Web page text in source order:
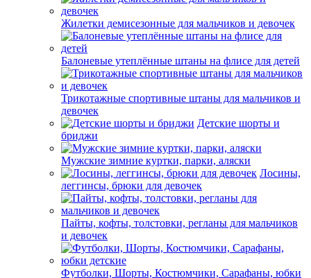
Жилетки демисезонные для мальчиков и девочек
Балоневые утеплённые штаны на флисе для детей
Трикотажные спортивные штаны для мальчиков и
девочек
Детские шорты и
бриджи
Мужские зимние куртки, парки, аляски
Лосины,
леггинсы, брюки для девочек
Пайты, кофты, толстовки, регланы для мальчиков
и девочек
Футболки, Шорты, Костюмчики, Сарафаны, юбки